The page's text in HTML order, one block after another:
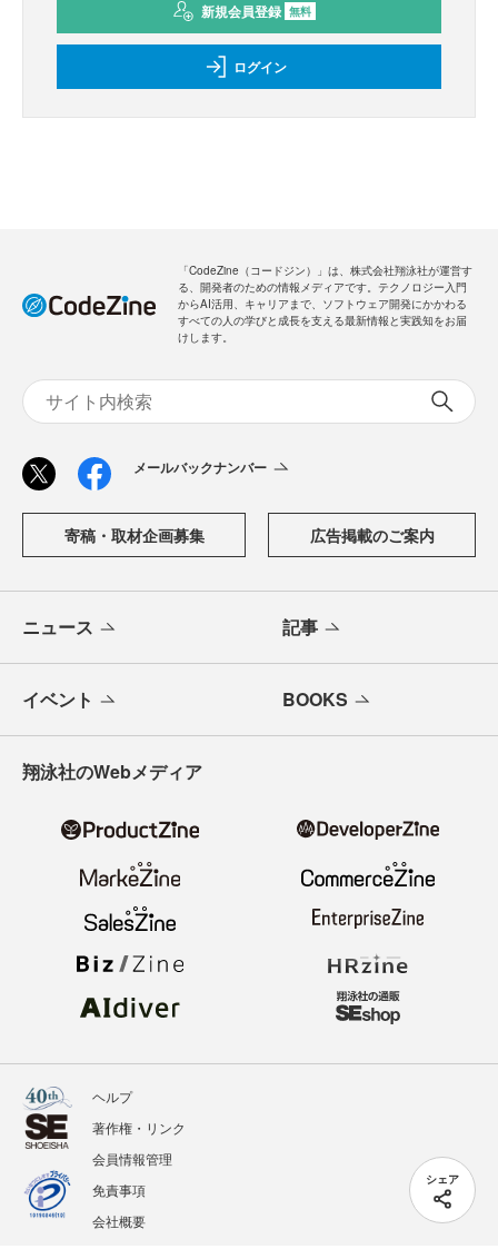
シェア
新規会員登録 無料
ログイン
「CodeZine（コードジン）」は、株式会社翔泳社が運営す
る、開発者のための情報メディアです。テクノロジー入門
からAI活用、キャリアまで、ソフトウェア開発にかかわる
すべての人の学びと成長を支える最新情報と実践知をお届
けします。
メールバックナンバー
寄稿・取材企画募集 広告掲載のご案内
ニュース 記事
イベント BOOKS
翔泳社のWebメディア
ヘルプ
著作権・リンク
会員情報管理
免責事項
会社概要